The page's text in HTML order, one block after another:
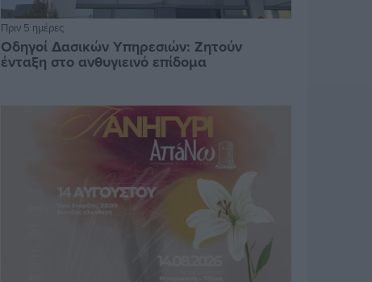
Πριν 5 ημέρες
Οδηγοί Δασικών Υπηρεσιών: Ζητούν
ένταξη στο ανθυγιεινό επίδομα